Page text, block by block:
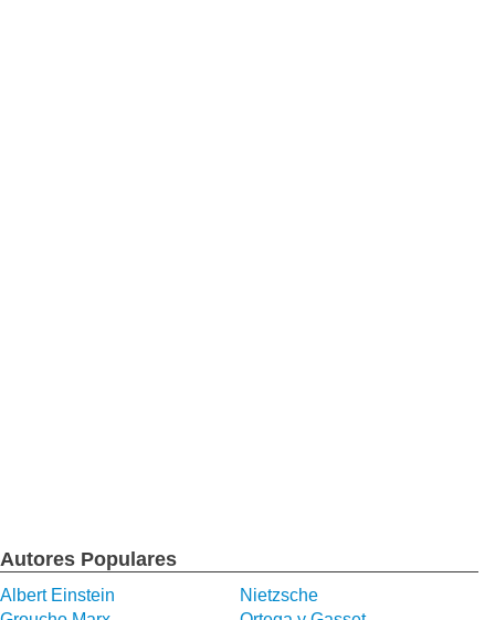
Autores Populares
Albert Einstein
Nietzsche